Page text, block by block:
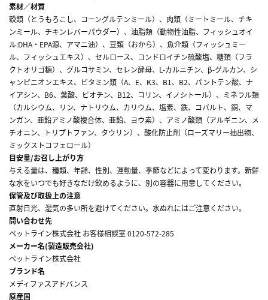
素材／材質
穀類（とうもろこし、コーングルテンミール）、肉類（ミートミール、チキ
ンミール、チキンレバーパウダー）、油脂類（動物性油脂、フィッシュオイ
ル:DHA・EPA源、アマニ油）、豆類（おから）、魚介類（フィッシュミー
ル、フィッシュエキス）、セルロース、コンドロイチン硫酸塩、糖類（フラ
クトオリゴ糖）、グルコサミン、セレン酵母、L-カルニチン、β-グルカン、シ
ャンピニオンエキス、ビタミン類（A、E、K3、B1、B2、パントテン酸、ナ
イアシン、B6、葉酸、ビオチン、B12、コリン、イノシトール）、ミネラル類
（カルシウム、リン、ナトリウム、カリウム、塩素、鉄、コバルト、銅、マ
ンガン、亜鉛アミノ酸複合体、亜鉛、ヨウ素）、アミノ酸類（アルギニン、メ
チオニン、トリプトファン、タウリン）、酸化防止剤（ローズマリー抽出物、
ミックストコフェロール）
目安量/お召し上がり方
与える量は、種類、年齢、性別、運動量、季節などによって変わります。新鮮
な水をいつでも好きなだけ飲めるように、別の容器に用意してください。
保管及び取扱上の注意
直射日光、湿気の多い所を避けてください。水ぬれにはご注意ください。
問い合わせ先
ペットライン株式会社 お客様相談室 0120-572-285
メーカー名(製造販売会社)
ペットライン株式会社
ブランド名
メディファスアドバンス
原産国